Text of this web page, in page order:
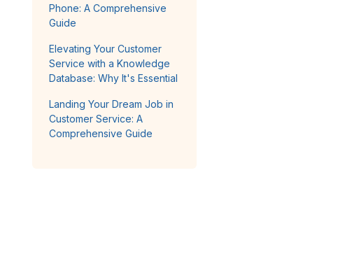
Phone: A Comprehensive
Guide
Elevating Your Customer
Service with a Knowledge
Database: Why It's Essential
Landing Your Dream Job in
Customer Service: A
Comprehensive Guide